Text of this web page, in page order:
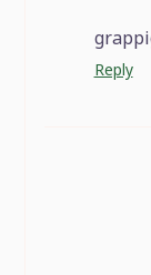
Reply